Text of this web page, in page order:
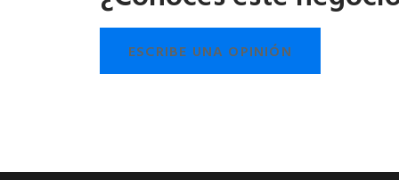
ESCRIBE UNA OPINIÓN